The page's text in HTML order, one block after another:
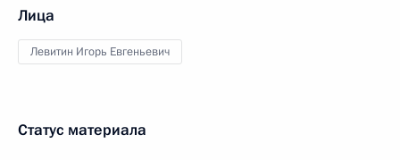
Лица
Левитин Игорь Евгеньевич
Статус материала